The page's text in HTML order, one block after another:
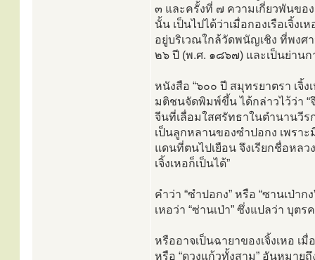
๓ และครั้งที่ ๗ ความเกี่ยวพันของ
นั้น เป็นไปได้ว่าเมื่อกองเรือเจิ้ง
อยู่บริเวณใกล้วัดพนัญเชิง ที่พงศ
๒๖ ปี (พ.ศ. ๑๘๖๗) และเป็นย่า
หนังสือ “๖๐๐ ปี สมุทรยาตรา เจิ้
มติชนจัดพิมพ์ขึ้น ได้กล่าวไว้ว่า “
จีนที่เลื่อมใสศรัทธาในตำนานวีร
เป็นลูกหลานของซำปอกง เพรา
แดนที่ตนไปเยือน จึงเรียกชื่อหล
เจิ้งเหอก็เป็นได้”
คำว่า “ซำปอกง” หรือ “ซานเป่า
เหอว่า “ซ่านเป่า” ซึ่งแปลว่า บุ
หรืออาจเป็นฉายาของเจิ้งเหอ เ
หรือ “ดวงแก้วทั้งสาม” อันหมาย